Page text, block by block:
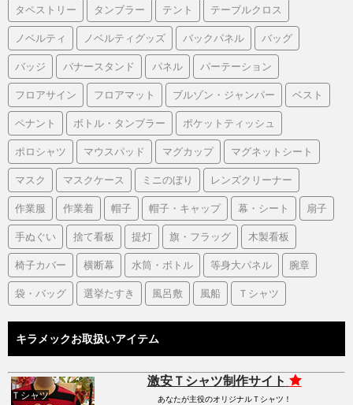
タペストリー タンブラー テント テーブルクロス
ノベルティ ノベルティグッズ バックパネル バッグ
バッジ バナースタンド パネル パーテーション
フロアサイン フロアマット ブルゾン・ジャンパー ベスト
ペナント ボトル・タンブラー ポケットティッシュ
ポロシャツ マウスパッド マグカップ マグネットシート
マスク マスクケース ミニのぼり レンズクリーナー
作業服 作業着 帽子 帽子・キャップ 幕・シート 扇子
手ぬぐい 捨て看板 提灯 旗・フラッグ 木製看板
椅子カバー 横断幕 水筒・ボトル 等身大パネル 腕章
袋・バッグ 選挙たすき 風呂敷 風船 Ｔシャツ
キラメックお取扱いアイテム
Ｔシャツ
激安Ｔシャツ制作サイト
あなたが主役のオリジナルＴシャツ！